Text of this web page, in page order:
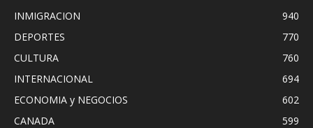
INMIGRACION
940
DEPORTES
770
CULTURA
760
INTERNACIONAL
694
ECONOMIA y NEGOCIOS
602
CANADA
599